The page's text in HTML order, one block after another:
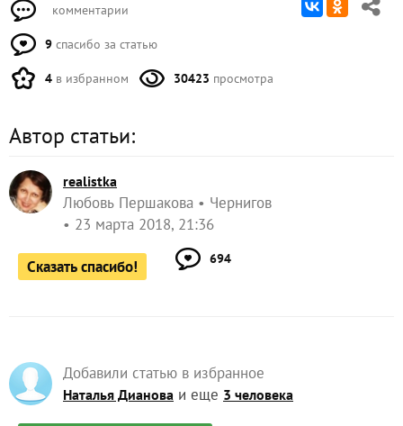
комментарии
9 спасибо за статью
4 в избранном 30423 просмотра
Автор статьи:
realistka
Любовь Першакова
Чернигов
23 марта 2018, 21:36
Сказать спасибо! 694
Добавили статью в избранное
Наталья Дианова и еще 3 человека